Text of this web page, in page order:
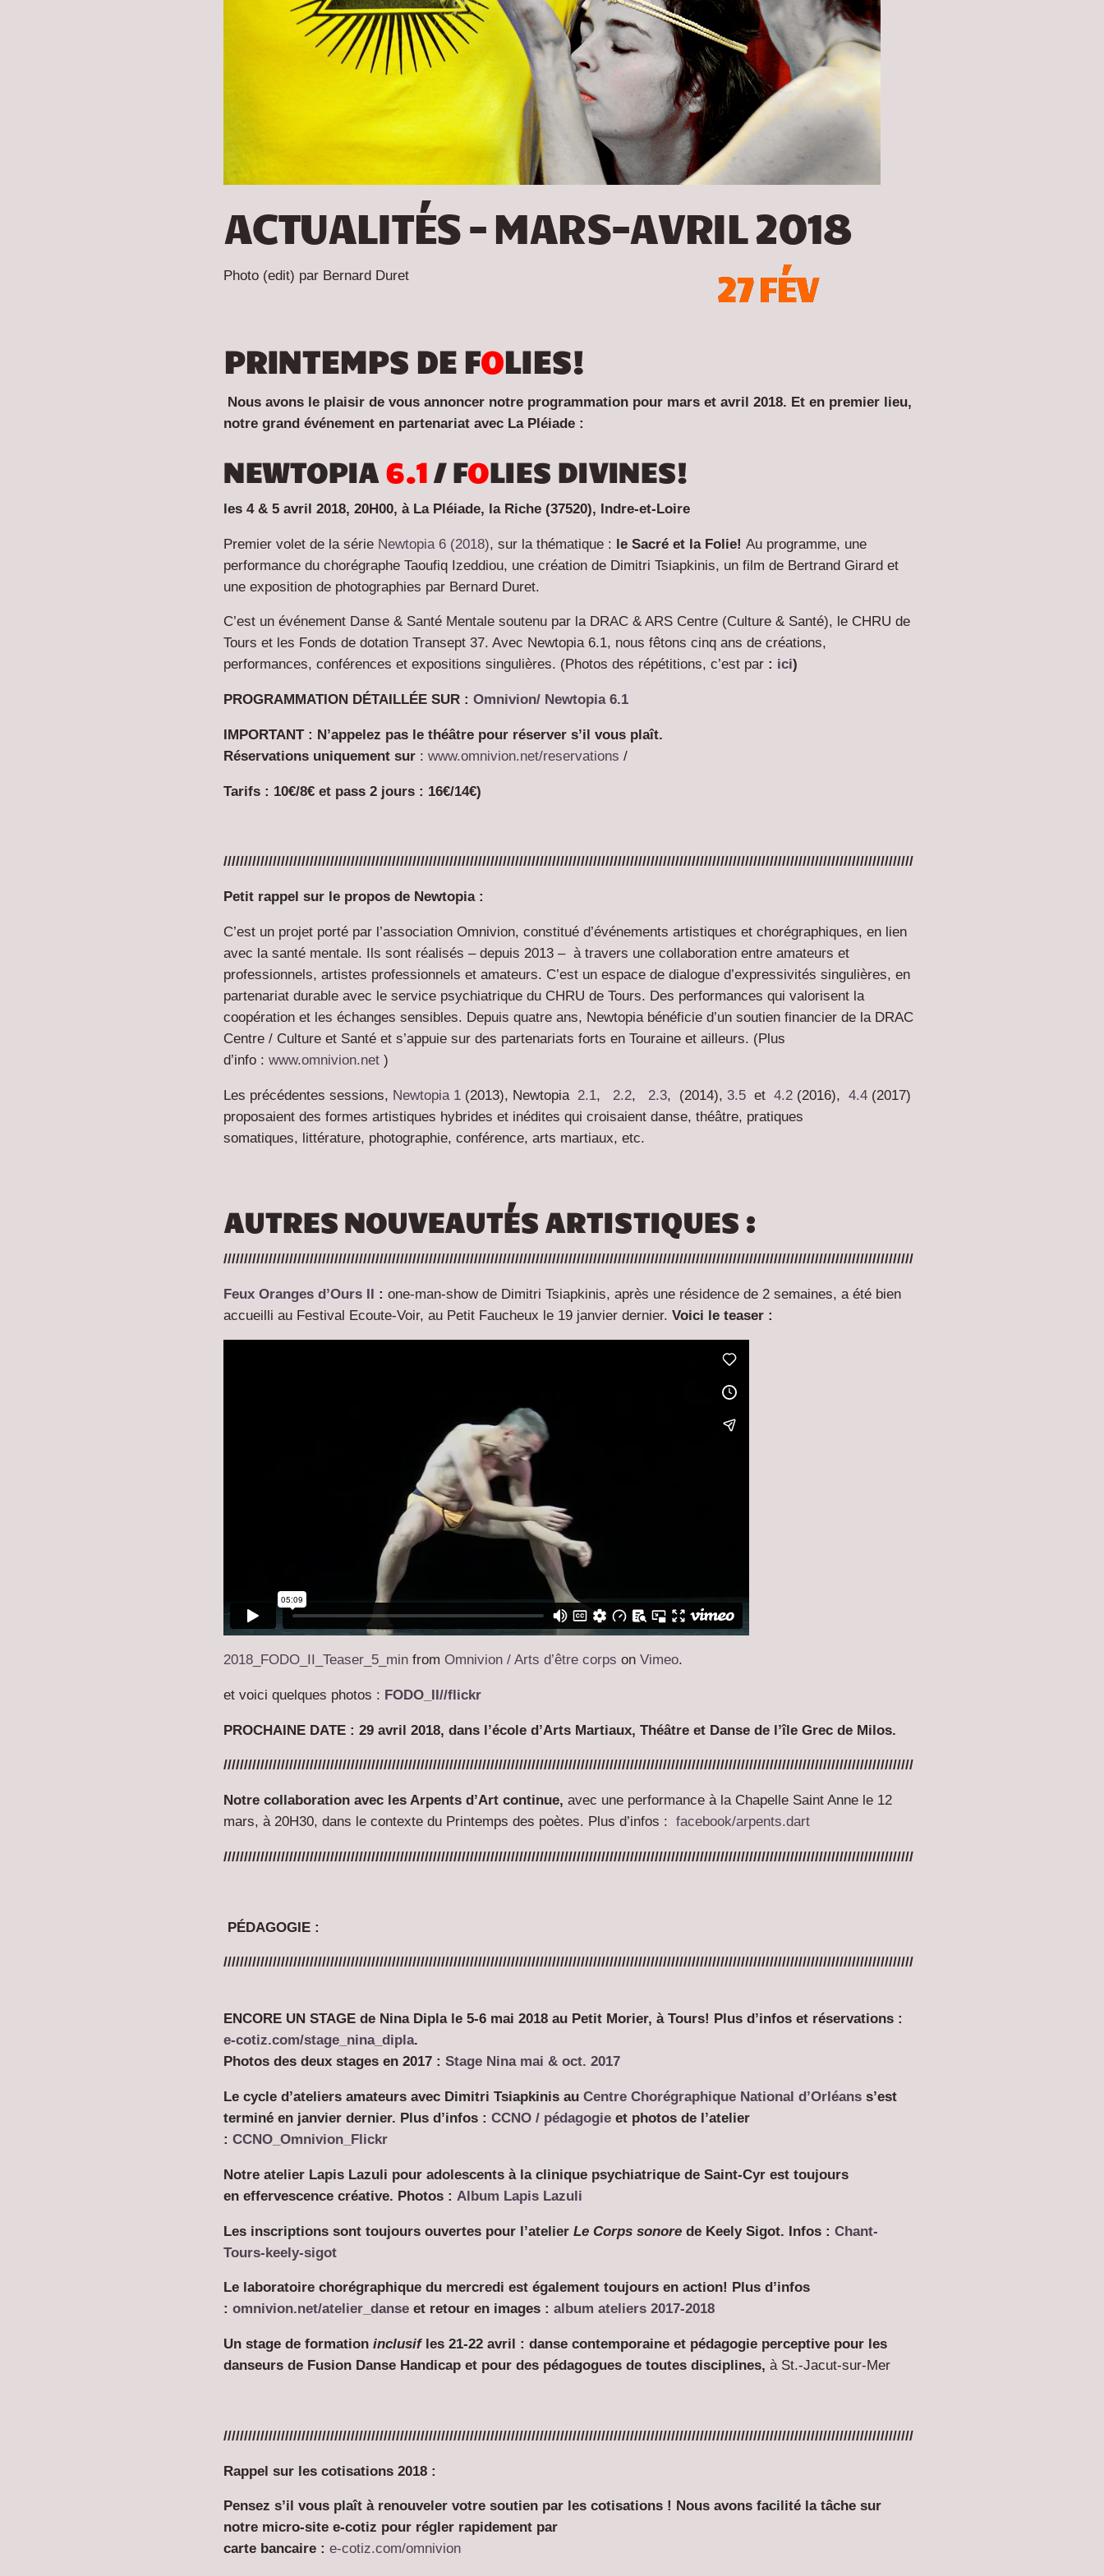
ACTUALITÉS – MARS-AVRIL 2018
Photo (edit) par Bernard Duret
PRINTEMPS DE FOLIES!
Nous avons le plaisir de vous annoncer notre programmation pour mars et avril 2018. Et en premier lieu,
notre grand événement en partenariat avec La Pléiade :
NEWTOPIA6.1/ FOLIES DIVINES!
les 4 & 5 avril 2018, 20H00, à La Pléiade, la Riche (37520), Indre-et-Loire
Premier volet de la série Newtopia 6 (2018), sur la thématique : le Sacré et la Folie! Au programme, une
performance du chorégraphe Taoufiq Izeddiou, une création de Dimitri Tsiapkinis, un film de Bertrand Girard et
une exposition de photographies par Bernard Duret.
C’est un événement Danse & Santé Mentale soutenu par la DRAC & ARS Centre (Culture & Santé), le CHRU de
Tours et les Fonds de dotation Transept 37. Avec Newtopia 6.1, nous fêtons cinq ans de créations,
performances, conférences et expositions singulières. (Photos des répétitions, c’est par : ici)
PROGRAMMATION DÉTAILLÉE SUR : Omnivion/ Newtopia 6.1
IMPORTANT : N’appelez pas le théâtre pour réserver s’il vous plaît.
Réservations uniquement sur : www.omnivion.net/reservations /
Tarifs : 10€/8€ et pass 2 jours : 16€/14€)
////////////////////////////////////////////////////////////////////////////////////////////////////////////////////////////////////////////////////////////////////////
Petit rappel sur le propos de Newtopia :
C’est un projet porté par l’association Omnivion, constitué d’événements artistiques et chorégraphiques, en lien
avec la santé mentale. Ils sont réalisés – depuis 2013 – à travers une collaboration entre amateurs et
professionnels, artistes professionnels et amateurs. C’est un espace de dialogue d’expressivités singulières, en
partenariat durable avec le service psychiatrique du CHRU de Tours. Des performances qui valorisent la
coopération et les échanges sensibles. Depuis quatre ans, Newtopia bénéficie d’un soutien financier de la DRAC
Centre / Culture et Santé et s’appuie sur des partenariats forts en Touraine et ailleurs. (Plus
d’info : www.omnivion.net )
Les précédentes sessions, Newtopia 1 (2013), Newtopia 2.1, 2.2, 2.3, (2014), 3.5 et 4.2 (2016), 4.4 (2017)
proposaient des formes artistiques hybrides et inédites qui croisaient danse, théâtre, pratiques
somatiques, littérature, photographie, conférence, arts martiaux, etc.
AUTRES NOUVEAUTÉS ARTISTIQUES :
////////////////////////////////////////////////////////////////////////////////////////////////////////////////////////////////////////////////////////////////////////
Feux Oranges d’Ours II : one-man-show de Dimitri Tsiapkinis, après une résidence de 2 semaines, a été bien
accueilli au Festival Ecoute-Voir, au Petit Faucheux le 19 janvier dernier. Voici le teaser :
2018_FODO_II_Teaser_5_min from Omnivion / Arts d’être corps on Vimeo.
et voici quelques photos : FODO_II//flickr
PROCHAINE DATE : 29 avril 2018, dans l’école d’Arts Martiaux, Théâtre et Danse de l’île Grec de Milos.
////////////////////////////////////////////////////////////////////////////////////////////////////////////////////////////////////////////////////////////////////////
Notre collaboration avec les Arpents d’Art continue, avec une performance à la Chapelle Saint Anne le 12
mars, à 20H30, dans le contexte du Printemps des poètes. Plus d’infos : facebook/arpents.dart
////////////////////////////////////////////////////////////////////////////////////////////////////////////////////////////////////////////////////////////////////////
PÉDAGOGIE :
////////////////////////////////////////////////////////////////////////////////////////////////////////////////////////////////////////////////////////////////////////
ENCORE UN STAGE de Nina Dipla le 5-6 mai 2018 au Petit Morier, à Tours! Plus d’infos et réservations :
e-cotiz.com/stage_nina_dipla.
Photos des deux stages en 2017 : Stage Nina mai & oct. 2017
Le cycle d’ateliers amateurs avec Dimitri Tsiapkinis au Centre Chorégraphique National d’Orléans s’est
terminé en janvier dernier. Plus d’infos : CCNO / pédagogie et photos de l’atelier
: CCNO_Omnivion_Flickr
Notre atelier Lapis Lazuli pour adolescents à la clinique psychiatrique de Saint-Cyr est toujours
en effervescence créative. Photos : Album Lapis Lazuli
Les inscriptions sont toujours ouvertes pour l’atelier Le Corps sonore de Keely Sigot. Infos : Chant-
Tours-keely-sigot
Le laboratoire chorégraphique du mercredi est également toujours en action! Plus d’infos
: omnivion.net/atelier_danse et retour en images : album ateliers 2017-2018
Un stage de formation inclusifles 21-22 avril : danse contemporaine et pédagogie perceptive pour les
danseurs de Fusion Danse Handicap et pour des pédagogues de toutes disciplines, à St.-Jacut-sur-Mer
////////////////////////////////////////////////////////////////////////////////////////////////////////////////////////////////////////////////////////////////////////
Rappel sur les cotisations 2018 :
Pensez s’il vous plaît à renouveler votre soutien par les cotisations ! Nous avons facilité la tâche sur
notre micro-site e-cotiz pour régler rapidement par
carte bancaire : e-cotiz.com/omnivion
27 FÉV